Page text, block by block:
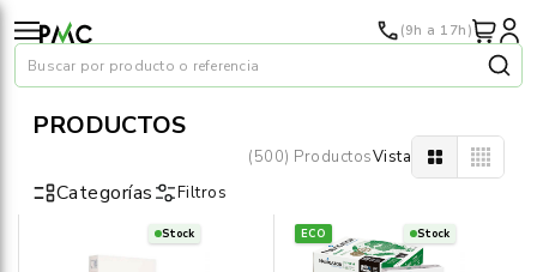
Papel ›
(9h a 17h)
Buscar por producto o referencia
PRODUCTOS
Categorías Filtros
(500) ProductosVista
Stock ECO Stock